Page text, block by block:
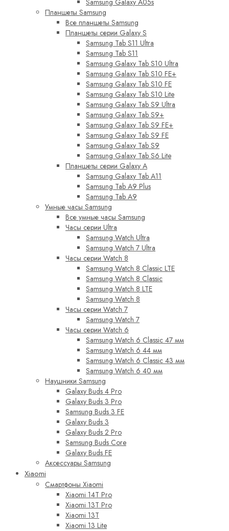
Samsung Galaxy A05s
Планшеты Samsung
Все планшеты Samsung
Планшеты серии Galaxy S
Samsung Tab S11 Ultra
Samsung Tab S11
Samsung Galaxy Tab S10 Ultra
Samsung Galaxy Tab S10 FE+
Samsung Galaxy Tab S10 FE
Samsung Galaxy Tab S10 Lite
Samsung Galaxy Tab S9 Ultra
Samsung Galaxy Tab S9+
Samsung Galaxy Tab S9 FE+
Samsung Galaxy Tab S9 FE
Samsung Galaxy Tab S9
Samsung Galaxy Tab S6 Lite
Планшеты серии Galaxy A
Samsung Galaxy Tab A11
Samsung Tab A9 Plus
Samsung Tab A9
Умные часы Samsung
Все умные часы Samsung
Часы серии Ultra
Samsung Watch Ultra
Samsung Watch 7 Ultra
Часы серии Watch 8
Samsung Watch 8 Classic LTE
Samsung Watch 8 Classic
Samsung Watch 8 LTE
Samsung Watch 8
Часы серии Watch 7
Samsung Watch 7
Часы серии Watch 6
Samsung Watch 6 Classic 47 мм
Samsung Watch 6 44 мм
Samsung Watch 6 Classic 43 мм
Samsung Watch 6 40 мм
Наушники Samsung
Galaxy Buds 4 Pro
Galaxy Buds 3 Pro
Samsung Buds 3 FE
Galaxy Buds 3
Galaxy Buds 2 Pro
Samsung Buds Core
Galaxy Buds FE
Аксессуары Samsung
Xiaomi
Смартфоны Xiaomi
Xiaomi 14T Pro
Xiaomi 13T Pro
Xiaomi 13T
Xiaomi 13 Lite